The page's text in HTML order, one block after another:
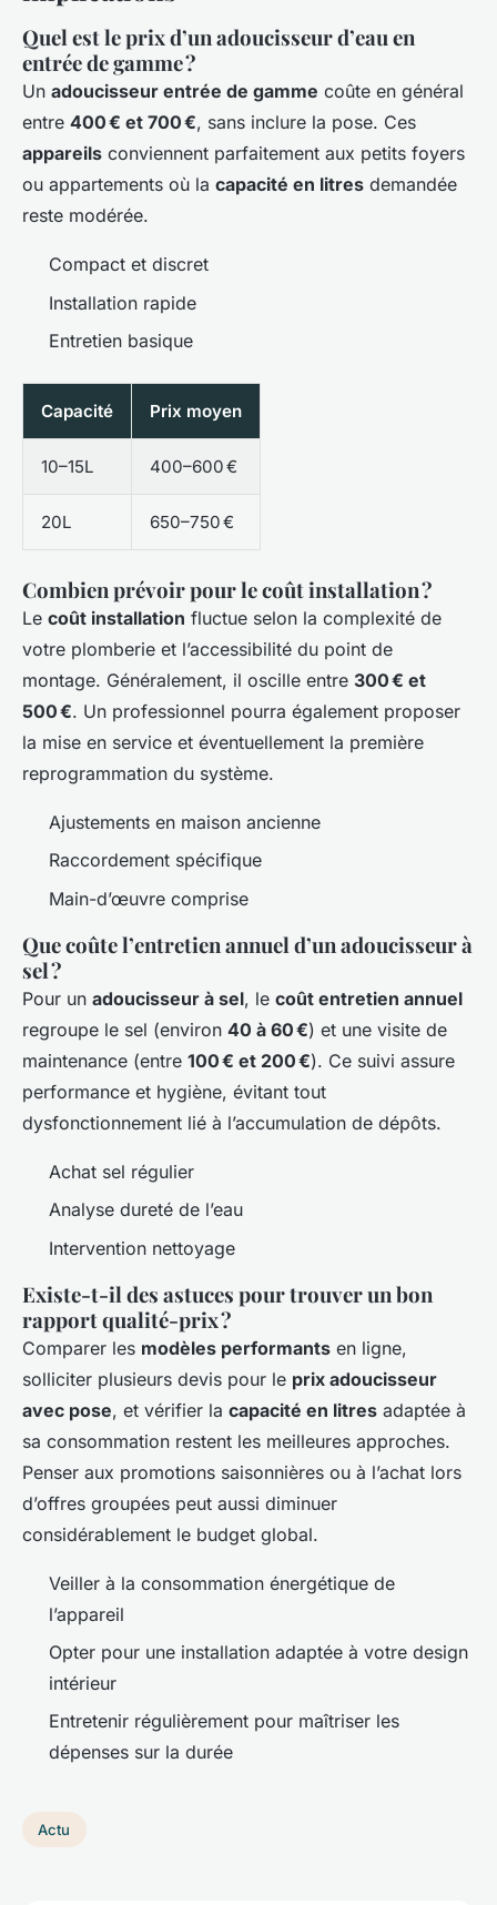
Quel est le prix d’un adoucisseur d’eau en
entrée de gamme ?
Un adoucisseur entrée de gamme coûte en général
entre 400 € et 700 €, sans inclure la pose. Ces
appareils conviennent parfaitement aux petits foyers
ou appartements où la capacité en litres demandée
reste modérée.
Compact et discret
Installation rapide
Entretien basique
Capacité Prix moyen
10–15L 400–600 €
20L 650–750 €
Combien prévoir pour le coût installation ?
Le coût installation fluctue selon la complexité de
votre plomberie et l’accessibilité du point de
montage. Généralement, il oscille entre 300 € et
500 €. Un professionnel pourra également proposer
la mise en service et éventuellement la première
reprogrammation du système.
Ajustements en maison ancienne
Raccordement spécifique
Main-d’œuvre comprise
Que coûte l’entretien annuel d’un adoucisseur à
sel ?
Pour un adoucisseur à sel, le coût entretien annuel
regroupe le sel (environ 40 à 60 €) et une visite de
maintenance (entre 100 € et 200 €). Ce suivi assure
performance et hygiène, évitant tout
dysfonctionnement lié à l’accumulation de dépôts.
Achat sel régulier
Analyse dureté de l’eau
Intervention nettoyage
Existe-t-il des astuces pour trouver un bon
rapport qualité-prix ?
Comparer les modèles performants en ligne,
solliciter plusieurs devis pour le prix adoucisseur
avec pose, et vérifier la capacité en litres adaptée à
sa consommation restent les meilleures approches.
Penser aux promotions saisonnières ou à l’achat lors
d’offres groupées peut aussi diminuer
considérablement le budget global.
Veiller à la consommation énergétique de
l’appareil
Opter pour une installation adaptée à votre design
intérieur
Entretenir régulièrement pour maîtriser les
dépenses sur la durée
Actu